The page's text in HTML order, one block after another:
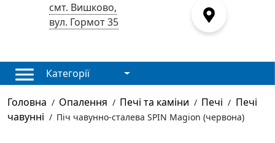
смт. Вишково,
вул. Гормот 35
Категорії
Головна / Опалення / Печі та каміни / Печі / Печі
чавунні / Піч чавунно-сталева SPIN Magion (червона)